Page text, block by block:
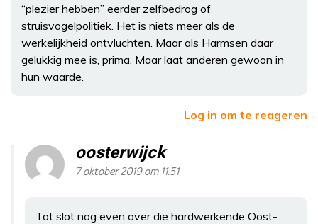
“plezier hebben” eerder zelfbedrog of
struisvogelpolitiek. Het is niets meer als de
werkelijkheid ontvluchten. Maar als Harmsen daar
gelukkig mee is, prima. Maar laat anderen gewoon in
hun waarde.
Log in om te reageren
oosterwijck
7 oktober 2019 om 11:51
Tot slot nog even over die hardwerkende Oost-